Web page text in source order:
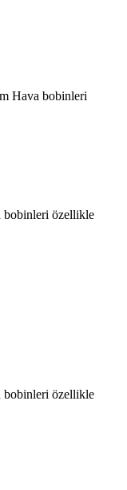
Hava bobinleri
bobinleri özellikle
bobinleri özellikle